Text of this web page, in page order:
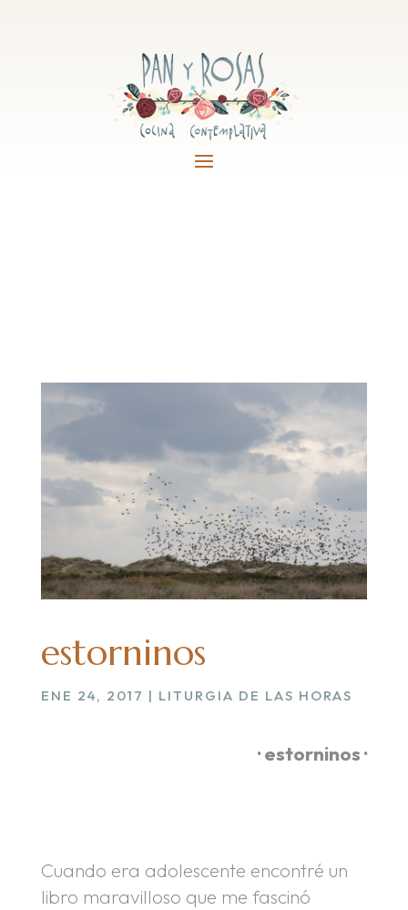
estorninos
ENE 24, 2017 | LITURGIA DE LAS HORAS
· estorninos ·
Cuando era adolescente encontré un
libro maravilloso que me fascinó